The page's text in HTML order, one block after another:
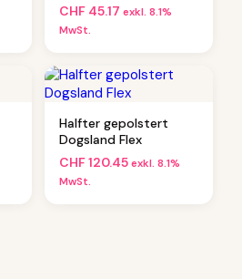
CHF 45.17 exkl. 8.1%
MwSt.
Halfter gepolstert
Dogsland Flex
CHF120.45exkl. 8.1%
MwSt.